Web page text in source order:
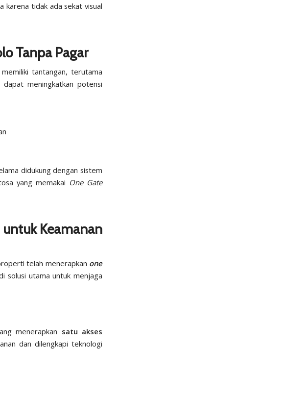
karena tidak ada sekat visual
Tanpa Pagar
tantangan, terutama
meningkatkan potensi
didukung dengan sistem
yang memakai One Gate
Keamanan
telah menerapkan one
solusi utama untuk menjaga
menerapkan satu akses
dan dilengkapi teknologi